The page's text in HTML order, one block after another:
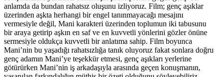
anlamda da bundan rahatsız oluşunu izliyoruz. Film; genç aşıklar
üzerinden aşkta herhangi bir engel tanınmayacağı mesajını
vermesiyle değil, Mani karakteri üzerinden toplumun iki tabusunu
bir araya getirip aşkın en saf ve en kuvvetli yönlerini gözler önüne
sermesiyle oldukça kuvvetli bir anlatıma sahip. Film boyunca
Mani’nin bu yaşadığı rahatsızlığa tanık oluyoruz fakat sonlara doğru
genç adamın Mani’ye teşekkür etmesi, genç aşıkları yerlerine
götürürken Mani’nin iş arkadaşıyla arasında geçen konuşmanın,